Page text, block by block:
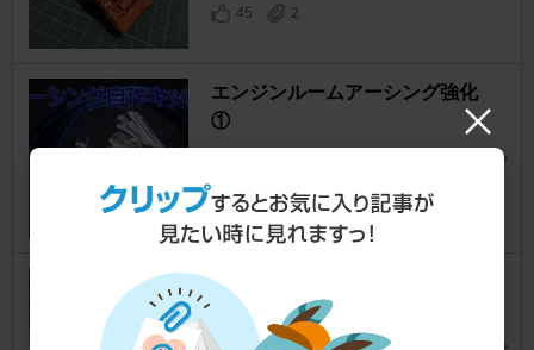
45
2
エンジンルームアーシング強化
①
デリカD:5
42
1
アーシングキッド取付
デリカD:5
katukiyoさん